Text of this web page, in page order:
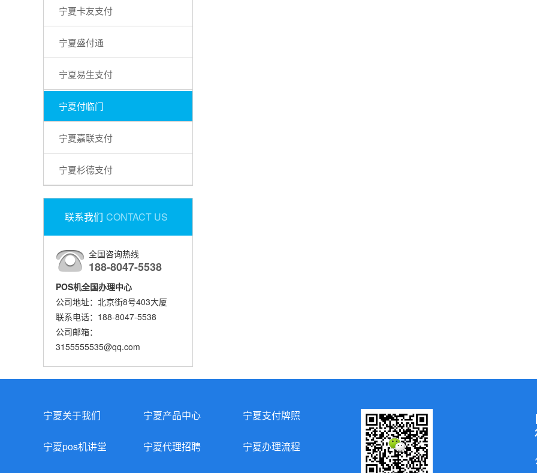
宁夏卡友支付
宁夏盛付通
宁夏易生支付
宁夏付临门
宁夏嘉联支付
宁夏杉德支付
联系我们 CONTACT US
全国咨询热线
188-8047-5538
POS机全国办理中心
公司地址：北京街8号403大厦
联系电话：188-8047-5538
公司邮箱：
3155555535@qq.com
宁夏关于我们 宁夏产品中心 宁夏支付牌照
宁夏pos机讲堂 宁夏代理招聘 宁夏办理流程